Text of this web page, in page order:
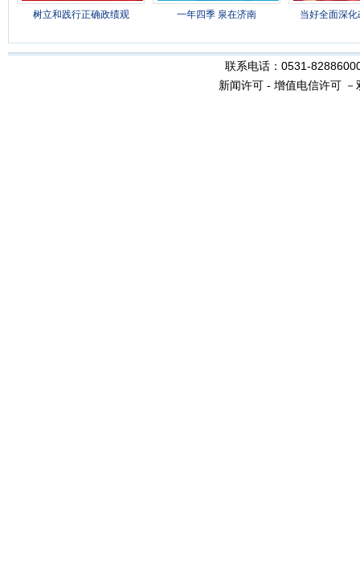
树立和践行正确政绩观 一年四季 泉在济南 当好全面深
联系电话：0531-
新闻许可- 增值电信许可－